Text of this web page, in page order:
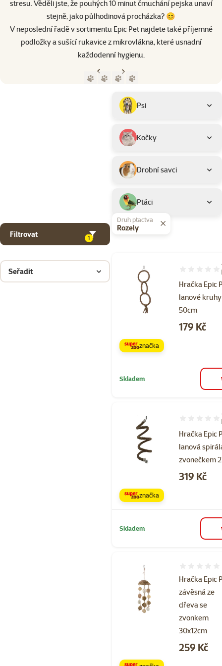
stresu. Věděli jste, že pouhých 10 minut čmuchání pejska unaví
stejně, jako půlhodinová procházka? 😊
V neposlední řadě v sortimentu Epic Pet najdete také příjemné
podložky a sušící rukavice z mikrovlákna, které usnadní
každodenní hygienu.
Předchozí stranaNásledující strana
Podkategorie
Psi
Kočky
Drobní savci
Ptáci
Filtrovat 1
Druh ptactva
Rozely
Seřadit
Hračka Epic
lanové
50cm
Hodnocení
Cena
179 Kč
značka
Skladem
Hračka Epic
lanová
zvonečkem
Hodnocení
Cena
319 Kč
značka
Skladem
Hračka Epic
závěsná ze
dřeva se
zvonkem
30x12cm
Cena
259 Kč